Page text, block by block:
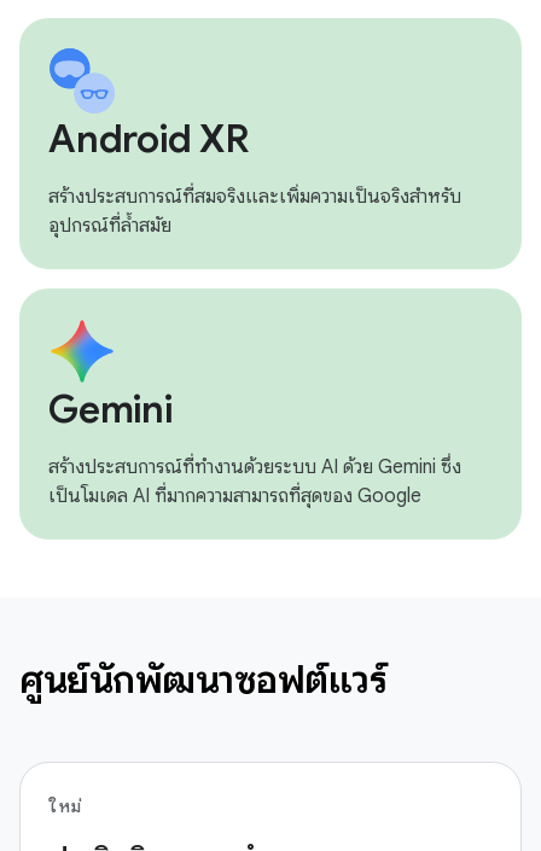
Android XR
สร้างประสบการณ์ที่สมจริงและเพิ่มความเป็นจริงสำหรับ
อุปกรณ์ที่ล้ำสมัย
Gemini
สร้างประสบการณ์ที่ทำงานด้วยระบบ AI ด้วย Gemini ซึ่ง
เป็นโมเดล AI ที่มากความสามารถที่สุดของ Google
ศูนย์นักพัฒนาซอฟต์แวร์
ใหม่